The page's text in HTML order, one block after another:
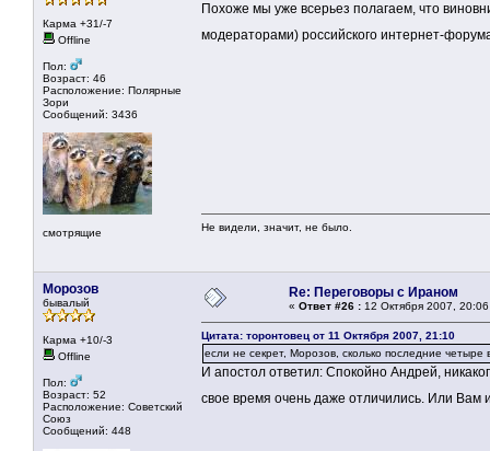
Карма +31/-7
Offline
Пол:
Возраст: 46
Расположение: Полярные
Зори
Сообщений: 3436
смотрящие
Похоже мы уже всерьез полагаем, что
модераторами) российского интернет-
Не видели, значит, не было.
Морозов
бывалый
Карма +10/-3
Offline
Пол:
Возраст: 52
Расположение: Советский
Союз
Сообщений: 448
Re: Переговоры с Ираном
« Ответ #26 : 12 Октября 2007,
Цитата: торонтовец от 11 Октября 2007, 21:10
если не секрет, Морозов, сколько последние
И апостол ответил: Спокойно Андрей,
свое время очень даже отличились. Или